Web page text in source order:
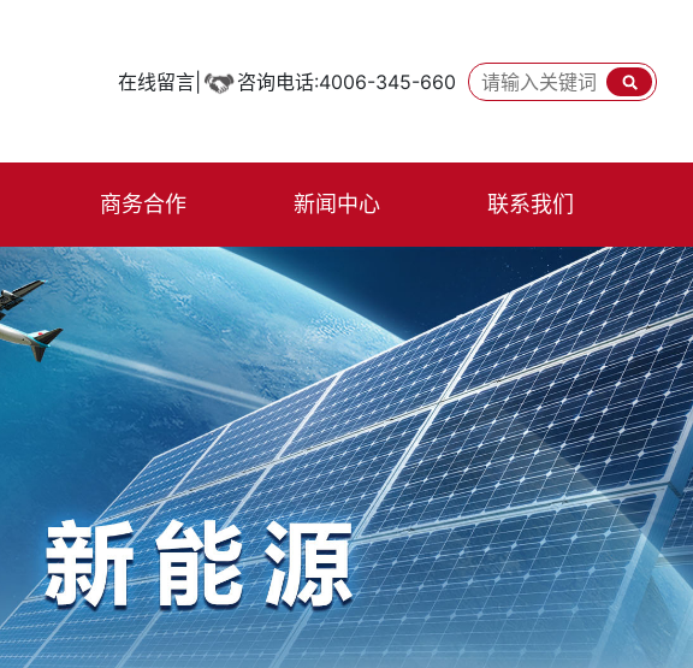
在线留言| 咨询电话:4006-345-660
商务合作 新闻中心 联系我们